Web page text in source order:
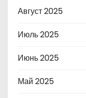
Август 2025
Июль 2025
Июнь 2025
Май 2025